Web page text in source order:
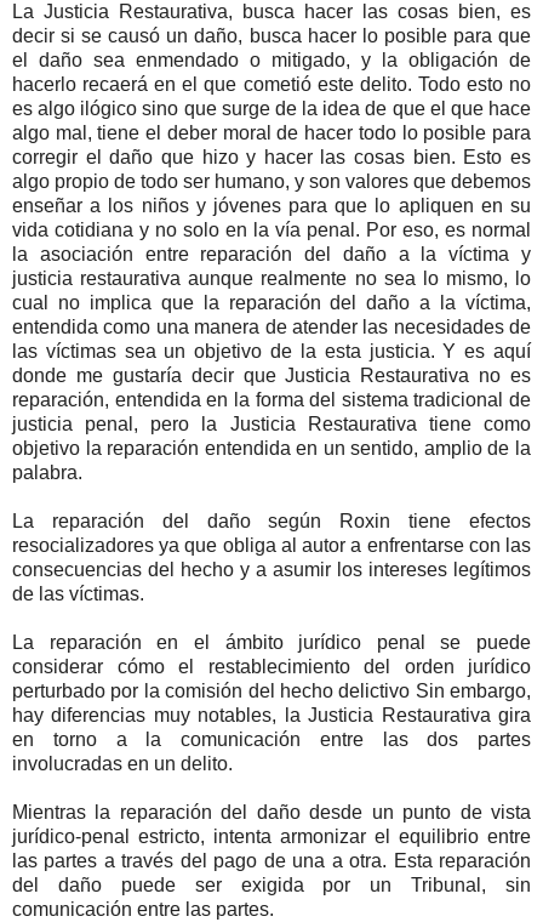
La Justicia Restaurativa, busca hacer las cosas bien, es
decir si se causó un daño, busca hacer lo posible para que
el daño sea enmendado o mitigado, y la obligación de
hacerlo recaerá en el que cometió este delito. Todo esto no
es algo ilógico sino que surge de la idea de que el que hace
algo mal, tiene el deber moral de hacer todo lo posible para
corregir el daño que hizo y hacer las cosas bien. Esto es
algo propio de todo ser humano, y son valores que debemos
enseñar a los niños y jóvenes para que lo apliquen en su
vida cotidiana y no solo en la vía penal. Por eso, es normal
la asociación entre reparación del daño a la víctima y
justicia restaurativa aunque realmente no sea lo mismo, lo
cual no implica que la reparación del daño a la víctima,
entendida como una manera de atender las necesidades de
las víctimas sea un objetivo de la esta justicia. Y es aquí
donde me gustaría decir que Justicia Restaurativa no es
reparación, entendida en la forma del sistema tradicional de
justicia penal, pero la Justicia Restaurativa tiene como
objetivo la reparación entendida en un sentido, amplio de la
palabra.
La reparación del daño según Roxin tiene efectos
resocializadores ya que obliga al autor a enfrentarse con las
consecuencias del hecho y a asumir los intereses legítimos
de las víctimas.
La reparación en el ámbito jurídico penal se puede
considerar cómo el restablecimiento del orden jurídico
perturbado por la comisión del hecho delictivo Sin embargo,
hay diferencias muy notables, la Justicia Restaurativa gira
en torno a la comunicación entre las dos partes
involucradas en un delito.
Mientras la reparación del daño desde un punto de vista
jurídico-penal estricto, intenta armonizar el equilibrio entre
las partes a través del pago de una a otra. Esta reparación
del daño puede ser exigida por un Tribunal, sin
comunicación entre las partes.